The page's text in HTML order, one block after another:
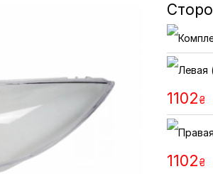
1102₴
1102₴